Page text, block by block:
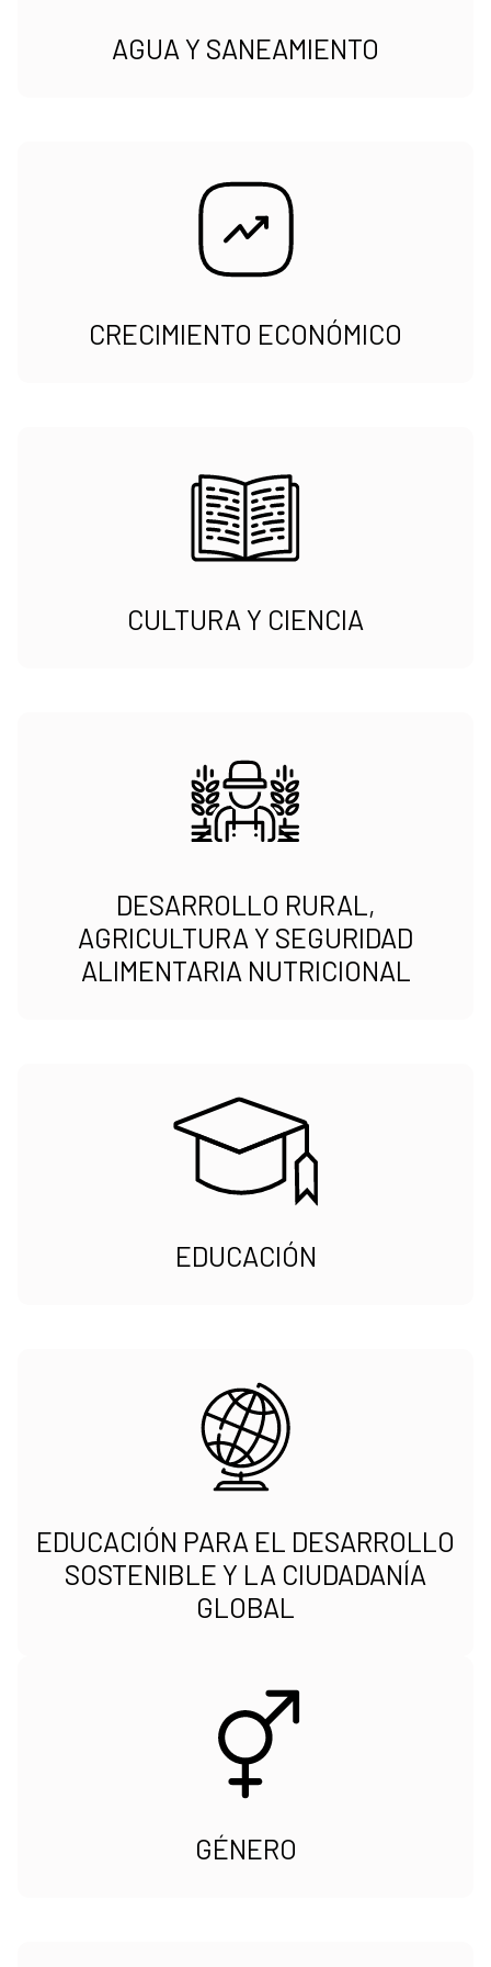
AGUA Y SANEAMIENTO
CRECIMIENTO ECONÓMICO
CULTURA Y CIENCIA
DESARROLLO RURAL,
AGRICULTURA Y SEGURIDAD
ALIMENTARIA NUTRICIONAL
EDUCACIÓN
EDUCACIÓN PARA EL DESARROLLO
SOSTENIBLE Y LA CIUDADANÍA
GLOBAL
GÉNERO